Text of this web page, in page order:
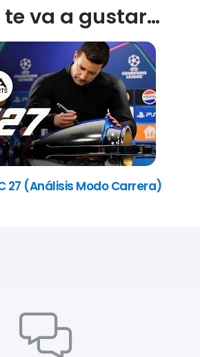
va a gustar…
27 (Análisis Modo Carrera)